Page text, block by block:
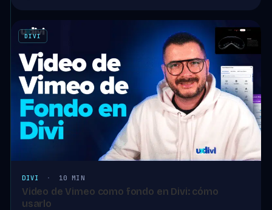
DIVI
DIVI · 10 MIN
Video de Vimeo como fondo en Divi: cómo
usarlo